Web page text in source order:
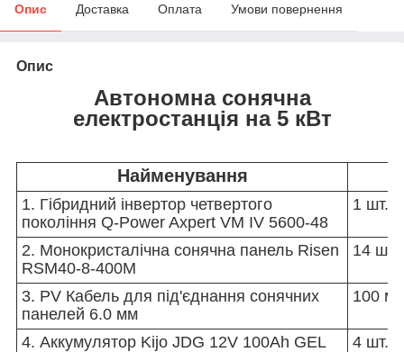
Опис Доставка Оплата Умови повернення
Опис
Автономна сонячна
електростанція на 5 кВт
Найменування
1. Гібридний інвертор четвертого
покоління Q-Power Axpert VM IV 5600-48
1 шт.
2. Монокристалічна сонячна панель Risen
RSM40-8-400M
14 шт.
3. PV Кабель для під'єднання сонячних
панелей 6.0 мм
100 м.
4. Аккумулятор Kijo JDG 12V 100Ah GEL
4 шт.